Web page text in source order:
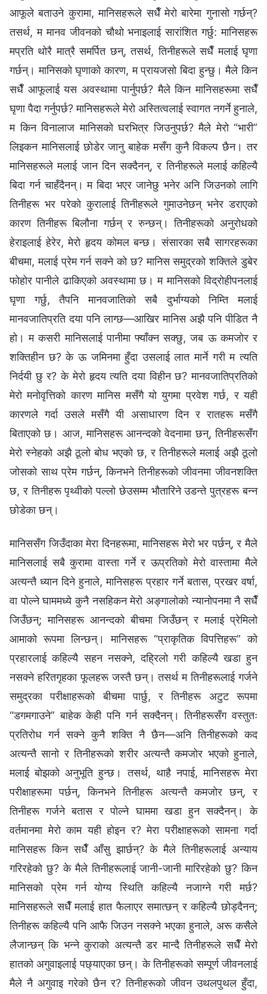
आफूले बताउने कुरामा, मानिसहरूले सधैँ मेरो बारेमा गुनासो गर्छन्?
तसर्थ, म मानव जीवनको चौथो भनाइलाई सारांशित गर्छु: मानिसहरू
मप्रति थोरै मात्रै समर्पित छन्, तसर्थ, तिनीहरूले सधैँ मलाई घृणा
गर्छन्। मानिसको घृणाको कारण, म प्रायजसो बिदा हुन्छु। मैले किन
सधैँ आफूलाई यस अवस्थामा पार्नुपर्छ? मैले किन मानिसहरूमा सधैँ
घृणा पैदा गर्नुपर्छ? मानिसहरूले मेरो अस्तित्वलाई स्वागत नगर्ने हुनाले,
म किन विनालाज मानिसको घरभित्र जिउनुपर्छ? मैले मेरो “भारी”
लिइकन मानिसलाई छोडेर जानु बाहेक मसँग कुनै विकल्‍प छैन। तर
मानिसहरूले मलाई जान दिन सक्दैनन्, र तिनीहरूले मलाई कहिल्यै
बिदा गर्न चाहँदैनन्। म बिदा भएर जानेछु भनेर अनि जिउनको लागि
तिनीहरू भर परेको कुरालाई तिनीहरूले गुमाउनेछन् भनेर डराएको
कारण तिनीहरू बिलौना गर्छन् र रुन्छन्। तिनीहरूको अनुरोधको
हेराइलाई हेरेर, मेरो हृदय कोमल बन्छ। संसारका सबै सागरहरूका
बीचमा, मलाई प्रेम गर्न सक्‍ने को छ? मानिस समुद्रको शक्तिले डुबेर
फोहोर पानीले ढाकिएको अवस्थामा छ। म मानिसको विद्रोहीपनलाई
घृणा गर्छु, तैपनि मानवजातिको सबै दुर्भाग्यको निम्ति मलाई
मानवजातिप्रति दया पनि लाग्छ—आखिर मानिस अझै पनि पीडित नै
हो। म कसरी मानिसलाई पानीमा फ्याँक्‍न सक्छु, जब ऊ कमजोर र
शक्तिहीन छ? के ऊ जमिनमा हुँदा उसलाई लात मार्ने गरी म त्यति
निर्दयी छु र? के मेरो हृदय त्यति दया विहीन छ? मानवजातिप्रतिको
मेरो मनोवृत्तिको कारण मानिस मसँगै यो युगमा प्रवेश गर्छ, र यही
कारणले गर्दा उसले मसँगै यी असाधारण दिन र रातहरू मसँगै
बिताएको छ। आज, मानिसहरू आनन्दको वेदनामा छन्, तिनीहरूसँग
मेरो स्‍नेहको अझै ठूलो बोध भएको छ, र तिनीहरूले मलाई अझै ठूलो
जोसको साथ प्रेम गर्छन्, किनभने तिनीहरूको जीवनमा जीवनशक्ति
छ, र तिनीहरू पृथ्वीको पल्‍लो छेउसम्‍म भौतारिने उडन्ते पुत्रहरू बन्‍न
छोडेका छन्।
मानिससँग जिउँदाका मेरा दिनहरूमा, मानिसहरू मेरो भर पर्छन्, र मैले
मानिसलाई सबै कुरामा वास्ता गर्ने र ऊप्रतिको मेरो वास्तामा मैले
अत्यन्तै ध्यान दिने हुनाले, मानिसहरू प्रहार गर्ने बतास, प्रखर वर्षा,
वा पोल्‍ने घाममध्ये कुनै नसहिकन मेरो अङ्गालोको न्यानोपनमा नै सधैँ
जिउँछन्; मानिसहरू आनन्दको बीचमा जिउँछन् र मलाई प्रेमिलो
आमाको रूपमा लिन्छन्। मानिसहरू “प्राकृतिक विपत्तिहरू” को
प्रहारलाई कहिल्यै सहन नसक्‍ने, दह्रिलो गरी कहिल्यै खडा हुन
नसक्‍ने हरितगृहका फूलहरू जस्तै छन्। तसर्थ म तिनीहरूलाई गर्जने
समुद्रका परीक्षाहरूको बीचमा पार्छु, र तिनीहरू अटुट रूपमा
“डगमगाउने” बाहेक केही पनि गर्न सक्दैनन्। तिनीहरूसँग वस्तुतः
प्रतिरोध गर्न सक्‍ने कुनै शक्ति नै छैन—अनि तिनीहरूको कद
अत्यन्तै सानो र तिनीहरूको शरीर अत्यन्तै कमजोर भएको हुनाले,
मलाई बोझको अनुभूति हुन्छ। तसर्थ, थाहै नपाई, मानिसहरू मेरा
परीक्षाहरूमा पर्छन्, किनभने तिनीहरू अत्यन्तै कमजोर छन्, र
तिनीहरू गर्जने बतास र पोल्‍ने घाममा खडा हुन सक्दैनन्। के
वर्तमानमा मेरो काम यही होइन र? मेरा परीक्षाहरूको सामना गर्दा
मानिसहरू किन सधैँ आँसु झार्छन्? के मैले तिनीहरूलाई अन्याय
गरिरहेको छु? के मैले तिनीहरूलाई जानी-जानी मारिरहेको छु? किन
मानिसको प्रेम गर्न योग्य स्थिति कहिल्यै नजाग्‍ने गरी मर्छ?
मानिसहरूले सधैँ मलाई हात फैलाएर समात्छन् र कहिल्यै छोड्दैनन्;
तिनीहरू कहिल्यै पनि आफै जिउन नसक्‍ने भएका हुनाले, अरू कसैले
लैजान्छन् कि भन्‍ने कुराको अत्यन्तै डर मान्दै तिनीहरूले सधैँ मेरो
हातको अगुवाइलाई पछ्याएका छन्। के तिनीहरूको सम्पूर्ण जीवनलाई
मैले नै अगुवाइ गरेको छैन र? तिनीहरूको जीवन उथलपुथल हुँदा,